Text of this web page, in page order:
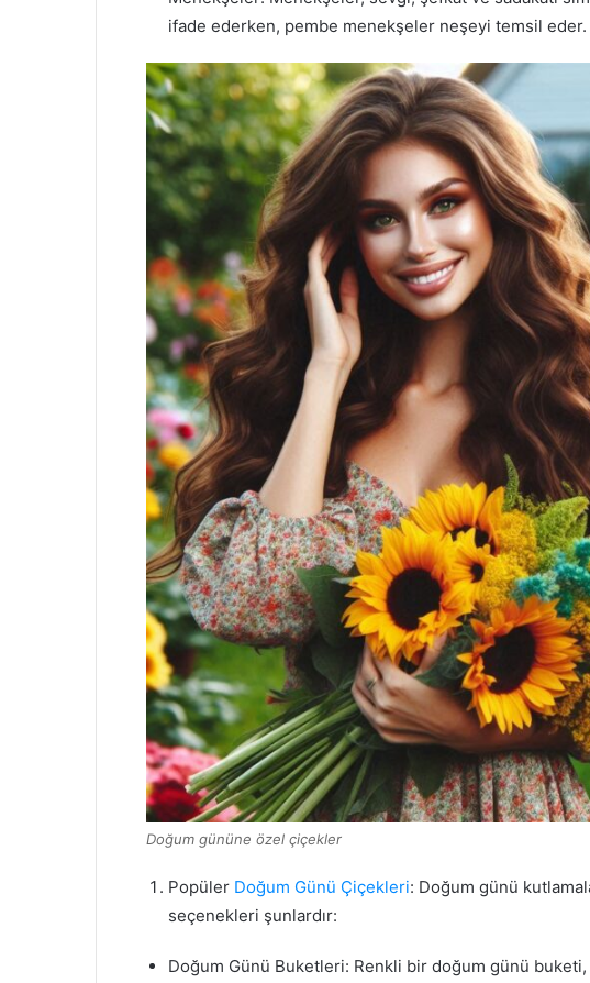
ifade ederken, pembe menekşeler neşeyi temsil eder.
Doğum gününe özel çiçekler
Popüler Doğum Günü Çiçekleri: Doğum günü
seçenekleri şunlardır:
Doğum Günü Buketleri: Renkli bir doğum günü